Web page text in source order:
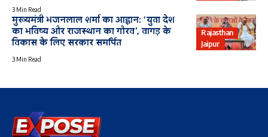
3 Min Read
Rajasthan
Jaipur
मुख्यमंत्री भजनलाल शर्मा का आह्वान: ‘युवा देश
का भविष्य और राजस्थान का गौरव’, वागड़ के
विकास के लिए सरकार समर्पित
3 Min Read